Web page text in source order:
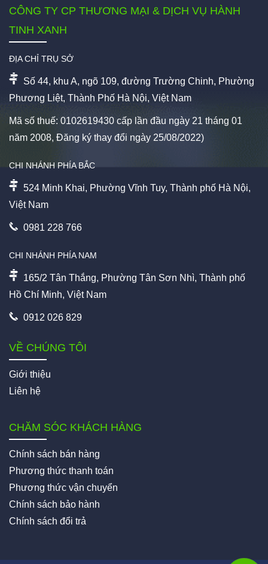
CÔNG TY CP THƯƠNG MẠI & DỊCH VỤ HÀNH
TINH XANH
ĐỊA CHỈ TRỤ SỞ
Số 44, khu A, ngõ 109, đường Trường Chinh, Phường
Phương Liệt, Thành Phố Hà Nội, Việt Nam
Mã số thuế: 0102619430 cấp lần đầu ngày 21 tháng 01
năm 2008, Đăng ký thay đổi ngày 25/08/2022)
CHI NHÁNH PHÍA BẮC
524 Minh Khai, Phường Vĩnh Tuy, Thành phố Hà Nội,
Việt Nam
0981 228 766
CHI NHÁNH PHÍA NAM
165/2 Tân Thắng, Phường Tân Sơn Nhì, Thành phố
Hồ Chí Minh, Việt Nam
0912 026 829
VỀ CHÚNG TÔI
Giới thiệu
Liên hệ
CHĂM SÓC KHÁCH HÀNG
Chính sách bán hàng
Phương thức thanh toán
Phương thức vận chuyển
Chính sách bảo hành
Chính sách đổi trả